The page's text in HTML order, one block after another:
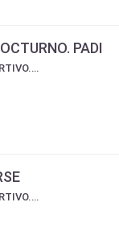
PADI
EASA ESCUELA DE BUCEO DEPORTIVO. CERTIFICACIÓN PADI
EASA ESCUELA DE BUCEO DEPORTIVO. CERTIFICACIÓN PADI